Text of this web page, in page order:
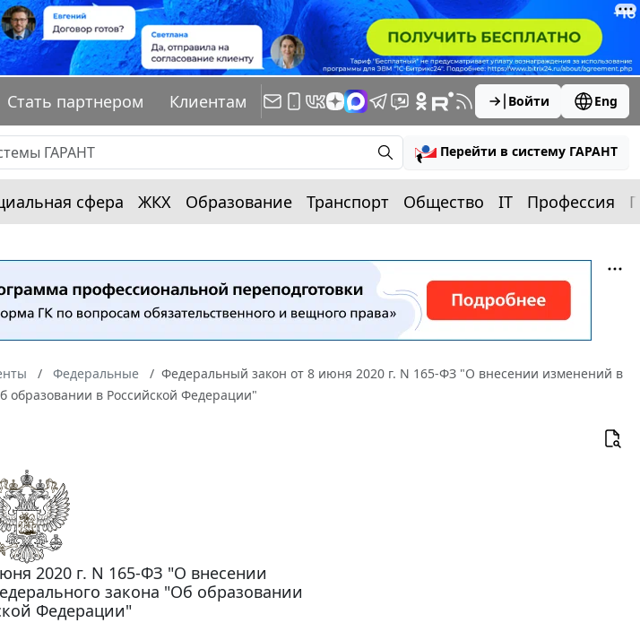
Стать партнером Клиентам Войти Eng
Перейти в систему ГАРАНТ
сфера ЖКХ Образование Транспорт Общество IT Профессия
Федеральные
Федеральный закон от 8 июня 2020 г. N 165-ФЗ "О внесении изменений в
образовании в Российской Федерации"
2020 г. N 165-ФЗ "О внесении
закона "Об образовании
Федерации"